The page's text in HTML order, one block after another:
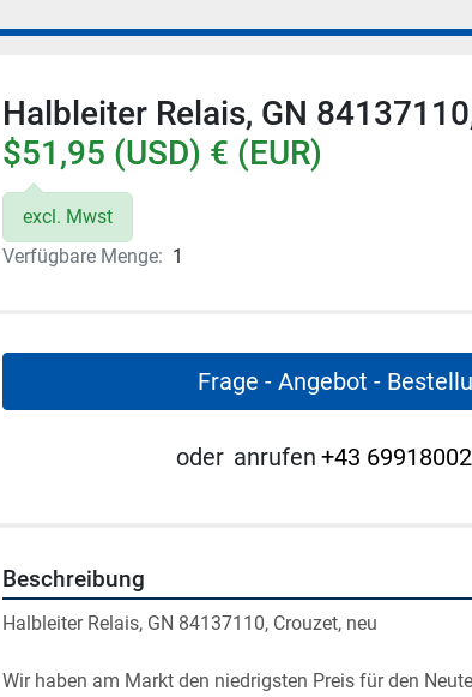
Halbleiter Relais, GN
$51,95 (USD) € (EUR)
excl. Mwst
Verfügbare Menge: 1
Frage - Angebot -
oder anrufen +43
Beschreibung
Halbleiter Relais, GN 84137110, Crouzet, neu
Wir haben am Markt den niedrigsten Preis für den